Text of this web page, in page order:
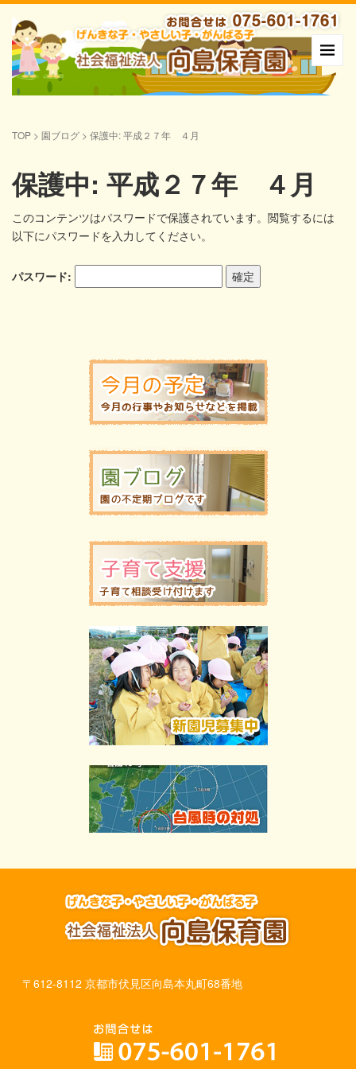
TOP > 園ブログ > 保護中: 平成２７年 ４月
保護中: 平成２７年 ４月
このコンテンツはパスワードで保護されています。閲覧するには
以下にパスワードを入力してください。
パスワード:
〒612-8112 京都市伏見区向島本丸町68番地